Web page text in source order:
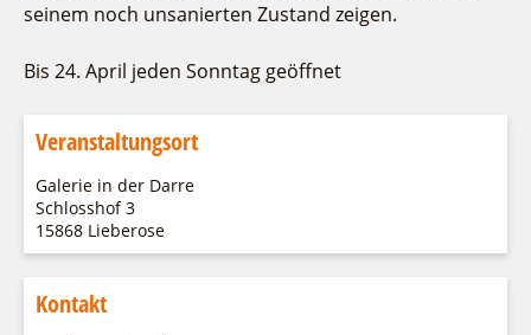
seinem noch unsanierten Zustand zeigen.
Bis 24. April jeden Sonntag geöffnet
Veranstaltungsort
Galerie in der Darre
Schlosshof 3
15868 Lieberose
Kontakt